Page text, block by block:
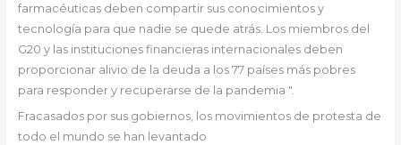
farmacéuticas deben compartir sus conocimientos y
tecnología para que nadie se quede atrás. Los miembros del
G20 y las instituciones financieras internacionales deben
proporcionar alivio de la deuda a los 77 países más pobres
para responder y recuperarse de la pandemia ".
Fracasados por sus gobiernos, los movimientos de protesta de
todo el mundo se han levantado